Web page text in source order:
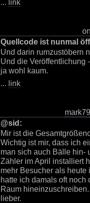
... link
Quellcode ist nunmal
Und darin rumzustöbern
Und die Veröffentlichung
ja wohl kaum.
... link
@sid:
Mir ist die
Wichtig ist mir, dass ich
man sich auch Bälle hin-
Zähler im April installiert
mehr Besucher als
hatte ich damals oft
Raum
lieber.